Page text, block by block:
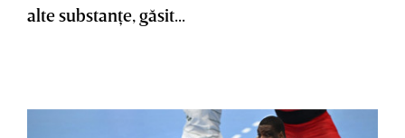
alte substanţe, găsit...